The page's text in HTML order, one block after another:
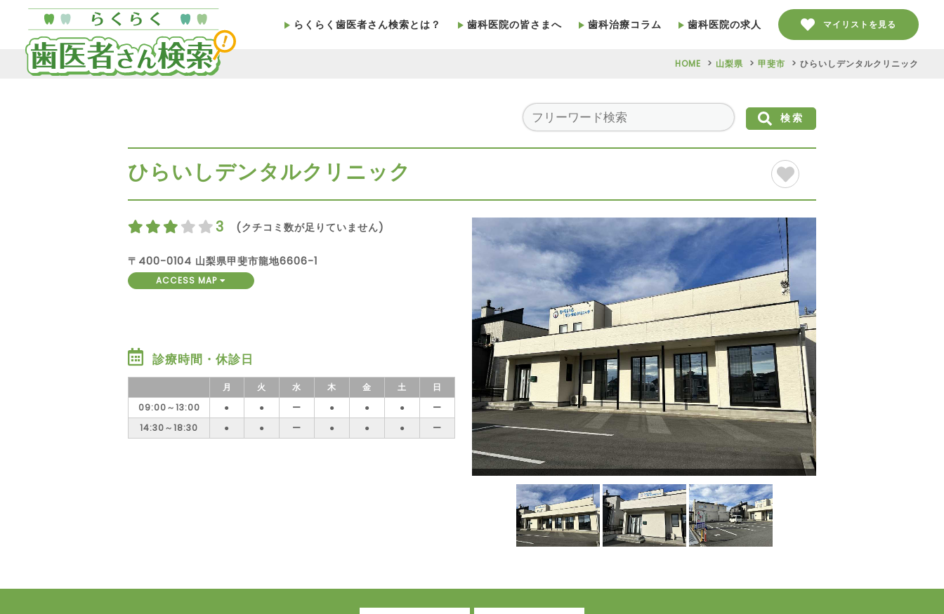
らくらく歯医者さん検索とは？ 歯科医院の皆さまへ 歯科治療コラム 歯科医院の求人 マイリストを見る
HOME 山梨県 甲斐市 ひらいしデンタルクリニック
検索
ひらいしデンタルクリニック
3 (クチコミ数が足りていません)
〒400-0104 山梨県甲斐市龍地6606-1
ACCESS MAP
診療時間・休診日
月 火 水 木 金 土
日
09:00～13:00
● ● ー ● ● ●
ー
14:30～18:30
● ● ー ● ● ● ー